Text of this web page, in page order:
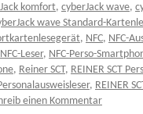
komfort, cyberJack wave,
wave Standard-
, NFC, NFC-
NFC-Leser, NFC-Perso-
, Reiner SCT, REINER SCT
, REINER
einen Kommentar